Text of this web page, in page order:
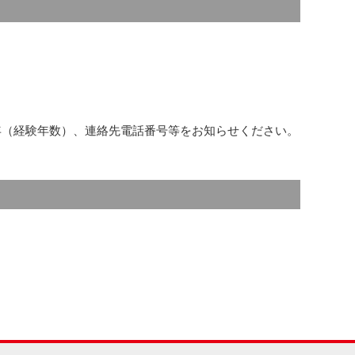
経験年数）、連絡先電話番号等をお知らせください。